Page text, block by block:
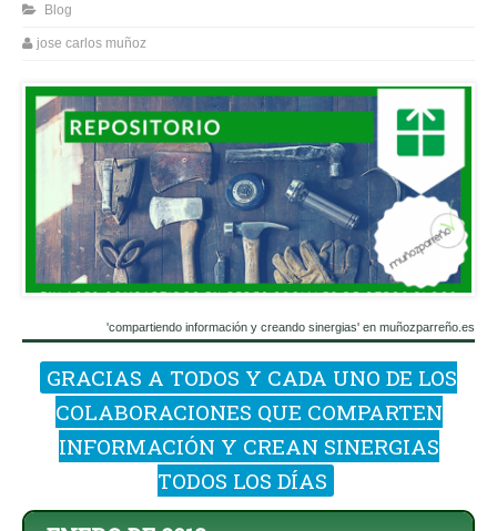
Blog
jose carlos muñoz
'compartiendo información y creando sinergias' en muñozparreño.es
GRACIAS A TODOS Y CADA UNO DE LOS
COLABORACIONES QUE COMPARTEN
INFORMACIÓN Y CREAN SINERGIAS
TODOS LOS DÍAS